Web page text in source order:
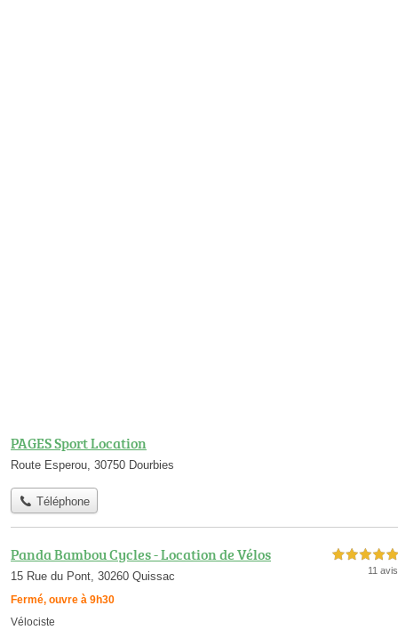
PAGES Sport Location
Route Esperou, 30750 Dourbies
Téléphone
Panda Bambou Cycles - Location de Vélos
15 Rue du Pont, 30260 Quissac
Fermé, ouvre à 9h30
5,0 étoiles sur 5
11 avis
Vélociste